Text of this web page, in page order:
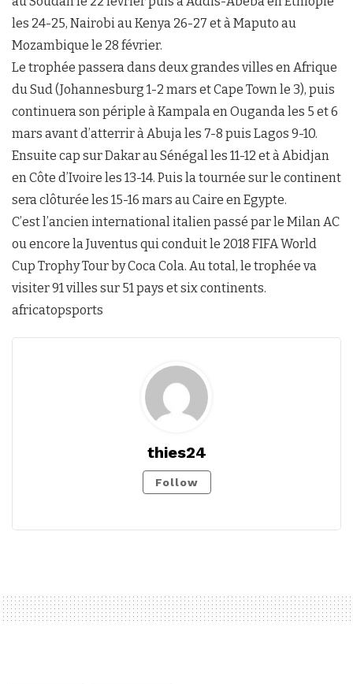
les 24-25, Nairobi au Kenya 26-27 et à Maputo au
Mozambique le 28 février.
Le trophée passera dans deux grandes villes en Afrique
du Sud (Johannesburg 1-2 mars et Cape Town le 3), puis
continuera son périple à Kampala en Ouganda les 5 et 6
mars avant d’atterrir à Abuja les 7-8 puis Lagos 9-10.
Ensuite cap sur Dakar au Sénégal les 11-12 et à Abidjan
en Côte d’Ivoire les 13-14. Puis la tournée sur le continent
sera clôturée les 15-16 mars au Caire en Egypte.
C’est l’ancien international italien passé par le Milan AC
ou encore la Juventus qui conduit le 2018 FIFA World
Cup Trophy Tour by Coca Cola. Au total, le trophée va
visiter 91 villes sur 51 pays et six continents.
africatopsports
thies24
Follow